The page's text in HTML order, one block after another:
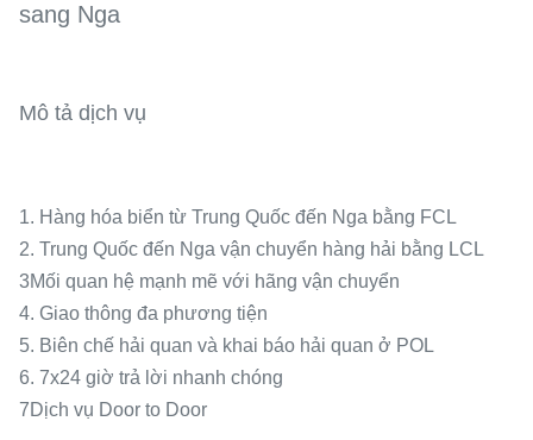
sang Nga
Mô tả dịch vụ
1. Hàng hóa biển từ Trung Quốc đến Nga bằng FCL
2. Trung Quốc đến Nga vận chuyển hàng hải bằng LCL
3Mối quan hệ mạnh mẽ với hãng vận chuyển
4. Giao thông đa phương tiện
5. Biên chế hải quan và khai báo hải quan ở POL
6. 7x24 giờ trả lời nhanh chóng
7Dịch vụ Door to Door